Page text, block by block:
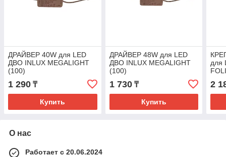
ДРАЙВЕР 40W для LED
ДВО INLUX MEGALIGHT
(100)
1 290 ₸
Купить
ДРАЙВЕР 48W для LED
ДВО INLUX MEGALIGHT
(100)
1 730₸
Купить
для
2
О нас
Работает с 20.06.2024